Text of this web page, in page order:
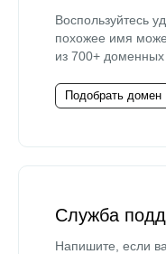
Воспользуйтесь
похожее имя
из 700+ доменных
Подобрать домен
Служба
Напишите, если